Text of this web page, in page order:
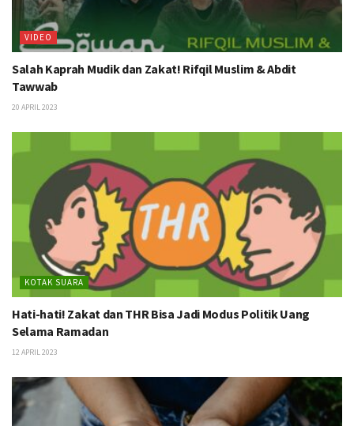
VIDEO
Salah Kaprah Mudik dan Zakat! Rifqil Muslim & Abdit
Tawwab
20 APRIL 2023
KOTAK SUARA
Hati-hati! Zakat dan THR Bisa Jadi Modus Politik Uang
Selama Ramadan
12 APRIL 2023